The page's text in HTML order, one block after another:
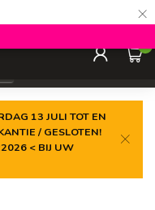
×
0
13 JULI TOT EN
/ GESLOTEN!
< BIJ UW